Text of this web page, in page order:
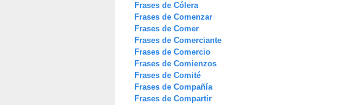
Frases de Cólera
Frases de Comenzar
Frases de Comer
Frases de Comerciante
Frases de Comercio
Frases de Comienzos
Frases de Comité
Frases de Compañía
Frases de Compartir